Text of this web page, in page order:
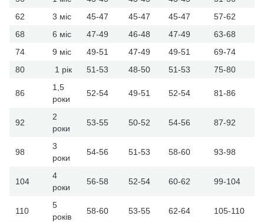
62
3 міс 45-47 45-47 45-47
57-62
68
6 міс 47-49 46-48 47-49
63-68
74
9 міс 49-51 47-49 49-51
69-74
80
1 рік 51-53 48-50 51-53 75-80
86
1,5
роки
52-54 49-51 52-54 81-86
92
2
роки
53-55 50-52 54-56 87-92
98
3
роки
54-56 51-53 58-60 93-98
104
4
роки
56-58 52-54 60-62 99-104
110
5
років
58-60 53-55 62-64 105-110